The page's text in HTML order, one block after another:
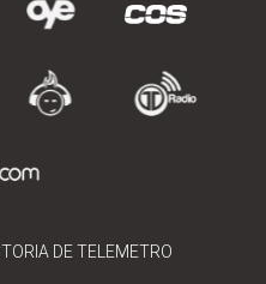
DE TELEMETRO